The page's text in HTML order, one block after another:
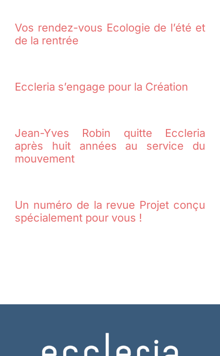
Vos rendez-vous Ecologie de l’été et
de la rentrée
Eccleria s’engage pour la Création
Jean-Yves Robin quitte Eccleria
après huit années au service du
mouvement
Un numéro de la revue Projet conçu
spécialement pour vous !